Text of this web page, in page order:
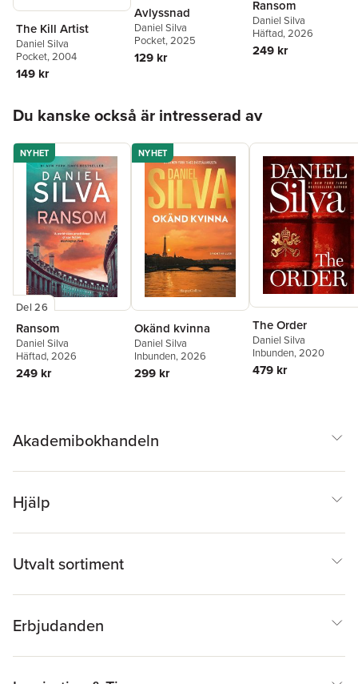
The Kill Artist
Daniel Silva
Pocket, 2004
149 kr
Avlyssnad
Daniel Silva
Pocket, 2025
129 kr
Ransom
Daniel Silva
Häftad, 2026
249 kr
Du kanske också är intresserad av
NYHET
Del 26
Ransom
Daniel Silva
Häftad, 2026
249 kr
NYHET
Okänd kvinna
Daniel Silva
Inbunden, 2026
299 kr
The Order
Daniel Silva
Inbunden, 2020
479 kr
Akademibokhandeln
Hjälp
Utvalt sortiment
Erbjudanden